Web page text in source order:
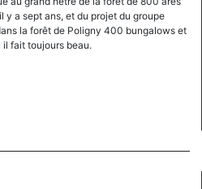
«
état
y a sept ans, et du projet du groupe
la forêt de Poligny 400 bungalows et
fait toujours beau.